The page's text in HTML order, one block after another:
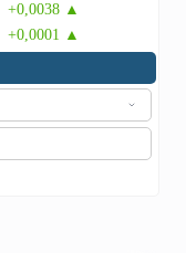
+0,0038 ▲
+0,0001 ▲